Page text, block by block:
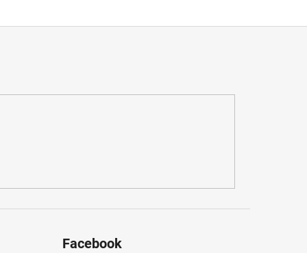
Facebook